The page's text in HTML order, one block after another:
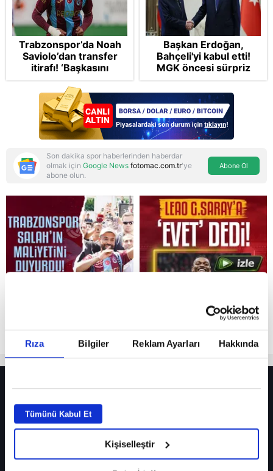
Rıza Bilgiler Reklam Ayarları Hakkında
Tümünü Kabul Et
Kişiselleştir
Reddet
Trabzonspor’da Noah
Saviolo’dan transfer
itirafı! ‘Başkasını
izlemeye geldi’
Başkan Erdoğan,
Bahçeli'yi kabul etti!
MGK öncesi sürpriz
zirve: Çerçeve Yasa
teklifi gündemde
Son dakika spor haberlerinden haberdar
olmak için Google News fotomac.com.tr'ye
abone olun.
Abone Ol
Fenerbahçe’de sürpriz ayrılık ihtimali! Devre arasında gelmişti
Fenerbahçe’nin yeni transferi Mason Greenwood için olay sözler!
Galatasaray’da rota yeniden Thiago Almada!